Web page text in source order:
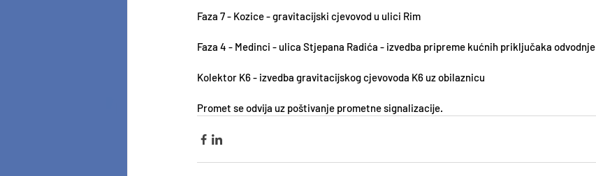
Faza 7 - Kozice - gravitacijski cjevovod u ulici Rim
Faza 4 - Medinci - ulica Stjepana Radića - izvedba pripreme kućnih priključaka odvodnje
Kolektor K6 - izvedba gravitacijskog cjevovoda K6 uz obilaznicu
Promet se odvija uz poštivanje prometne signalizacije.